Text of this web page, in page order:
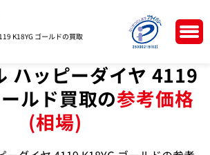
K18YG ゴールドの買取
ハッピーダイヤ 4119
ルド買取の参考価格
(相場)